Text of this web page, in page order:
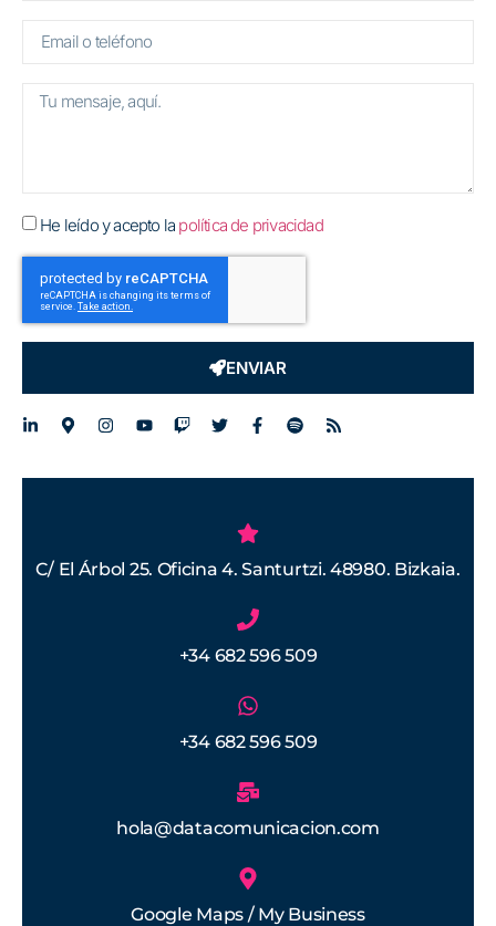
He leído y acepto la política de privacidad
ENVIAR
C/ El Árbol 25. Oficina 4. Santurtzi. 48980. Bizkaia.
+34 682 596 509
+34 682 596 509
hola@datacomunicacion.com
Google Maps / My Business